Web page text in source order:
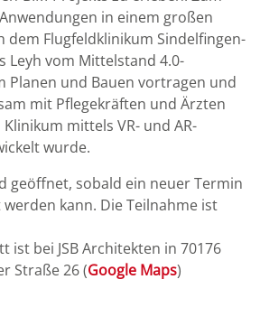
in einem großen
dem Flugfeldklinikum Sindelfingen-
Leyh vom Mittelstand 4.0-
Planen und Bauen vortragen und
mit Pflegekräften und Ärzten
mittels VR- und AR-
wurde.
geöffnet, sobald ein neuer Termin
kann. Die Teilnahme ist
ist bei JSB Architekten in 70176
Straße 26 (Google Maps)